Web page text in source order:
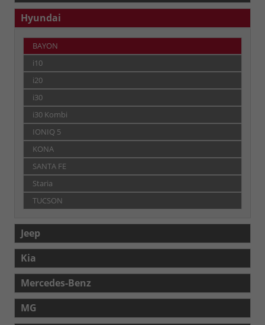
Hyundai
BAYON
i10
i20
i30
i30 Kombi
IONIQ 5
KONA
SANTA FE
Staria
TUCSON
Jeep
Kia
Mercedes-Benz
MG